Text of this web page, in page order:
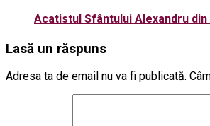
Acatistul Sfântului Alexandru din
Lasă un răspuns
Adresa ta de email nu va fi publicată.